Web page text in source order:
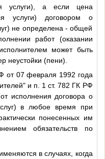
услуги), а если цена
услуги) договором о
не определена - общей
работ (оказании
может быть
неустойки (пени).
от 07 февраля 1992 года
и п. 1 ст. 782 ГК РФ
исполнения договора о
в любое время при
понесенных им
обязательств по
в случаях, когда